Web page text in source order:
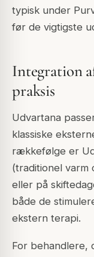
typisk under
før de vigtigste
Integration
praksis
Udvartana
klassiske
rækkefølge er
(traditionel varm
eller på
både de
ekstern terapi.
For behandlere,